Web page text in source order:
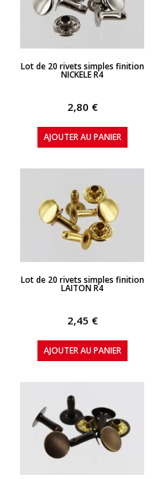
APERÇU RAPIDE
Lot de 20 rivets simples finition
NICKELE R4
2,80 €
AJOUTER AU PANIER
APERÇU RAPIDE
Lot de 20 rivets simples finition
LAITON R4
2,45 €
AJOUTER AU PANIER